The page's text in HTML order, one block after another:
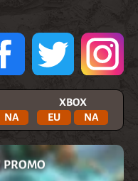
NA
XBOX
EU
NA
PROMO